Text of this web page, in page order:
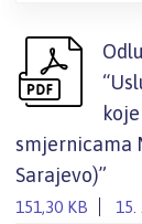
smjernicama
Sarajevo)”
151,30 KB 15.